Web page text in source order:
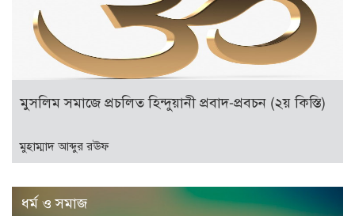
মুসলিম সমাজে প্রচলিত হিন্দুয়ানী প্রবাদ-প্রবচন (২য় কিস্তি)
মুহাম্মাদ আব্দুর রঊফ
ধর্ম ও সমাজ